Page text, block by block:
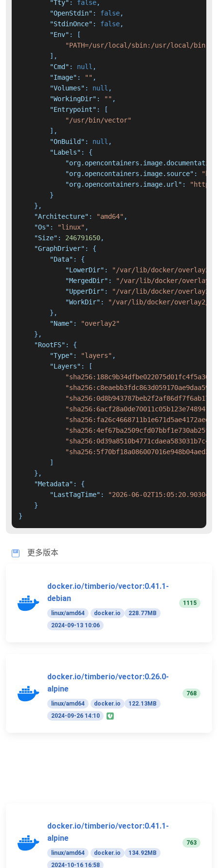
"Tty" : false,
"OpenStdin" : false,
"StdinOnce" : false,
"Env" :
[
"PATH=/usr/local/sbin:/usr/local/
] ,
"Cmd" : null ,
"Image" : "" ,
"Volumes" : null ,
"WorkingDir" : "" ,
"Entrypoint" :
[
"/usr/bin/vector"
] ,
"OnBuild" : null ,
"Labels" :
{
"org.opencontainers.image.source" :
"org.opencontainers.image.url" :
}
} ,
"Architecture" : "amd64" ,
"Os" : "linux" ,
"Size" : 246791650,
"GraphDriver" :
{
"Data" :
{
"LowerDir" :
"/var/lib/docker/overlay2/
"MergedDir" :
"/var/lib/docker/overlay2/
"UpperDir" :
"/var/lib/docker/overlay2/
"WorkDir" :
"/var/lib/docker/overlay2/
} ,
"Name" :
"overlay2"
} ,
"RootFS" :
{
"Type" : "layers" ,
"Layers" :
[
]
} ,
"Metadata" :
{
"LastTagTime" :
"2026-06-
}
}
更多版本
docker.io/timberio/vector:0.41.1-
debian
linux/amd64 docker.io
228.77MB
2024-09-13 10:06
1115
docker.io/timberio/vector:0.26.0-
alpine
linux/amd64 docker.io
122.13MB
2024-09-26 14:10
768
docker.io/timberio/vector:0.41.1-
alpine
linux/amd64 docker.io
134.92MB
2024-10-16 16:58
763